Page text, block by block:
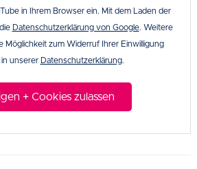
in Ihrem Browser ein. Mit dem Laden der
Datenschutzerklärung von Google. Weitere
Möglichkeit zum Widerruf Ihrer Einwilligung
unserer Datenschutzerklärung.
+ Cookies zulassen